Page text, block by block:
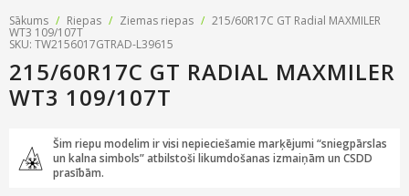
Riepu piegāde
Riepas uz nomaksu
Sākums / Riepas / Ziemas riepas / 215/60R17C GT Radial MAXMILER
WT3 109/107T
SKU: TW2156017GTRAD-L39615
215/60R17C GT RADIAL MAXMILER
WT3 109/107T
Šim riepu modelim ir visi nepieciešamie marķējumi “sniegpārslas
un kalna simbols” atbilstoši likumdošanas izmaiņām un CSDD
prasībām.